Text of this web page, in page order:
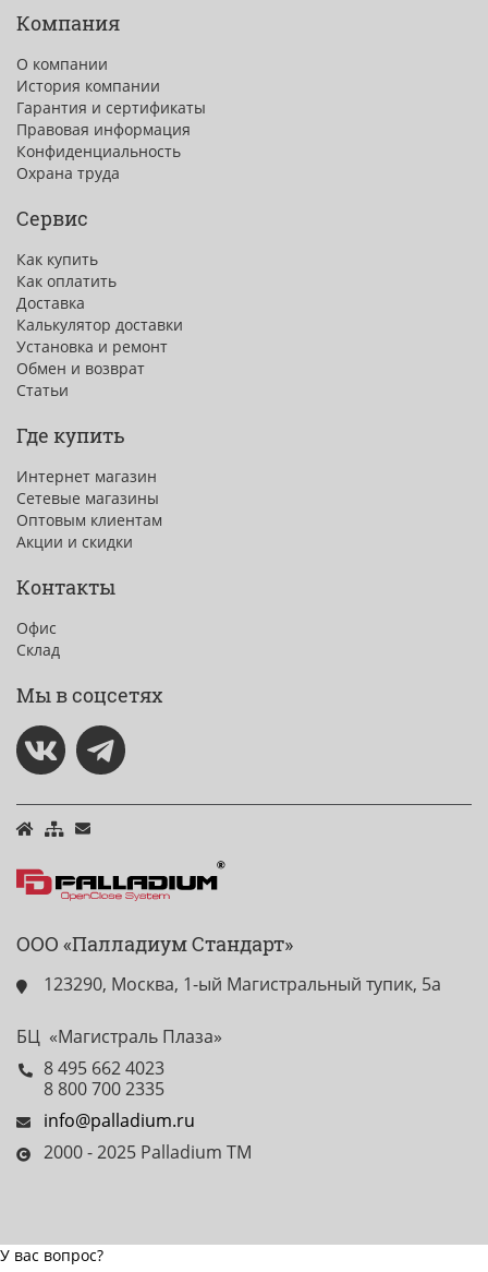
Компания
О компании
История компании
Гарантия и сертификаты
Правовая информация
Конфиденциальность
Охрана труда
Сервис
Как купить
Как оплатить
Доставка
Калькулятор доставки
Установка и ремонт
Обмен и возврат
Статьи
Где купить
Интернет магазин
Сетевые магазины
Оптовым клиентам
Акции и скидки
Контакты
Офис
Склад
Мы в соцсетях
ООО «Палладиум Стандарт»
123290, Москва, 1-ый Магистральный тупик, 5а
БЦ «Магистраль Плаза»
8 495 662 4023
8 800 700 2335
info@palladium.ru
2000 - 2025 Palladium TM
У вас вопрос?